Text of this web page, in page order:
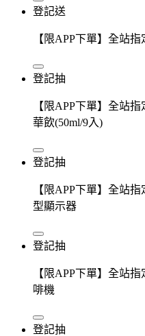
登記送
【限APP下單】全站
登記抽
【限APP下單】全站
華飲(50ml/9入)
登記抽
【限APP下單】全站
型顯示器
登記抽
【限APP下單】全站
啡機
登記抽